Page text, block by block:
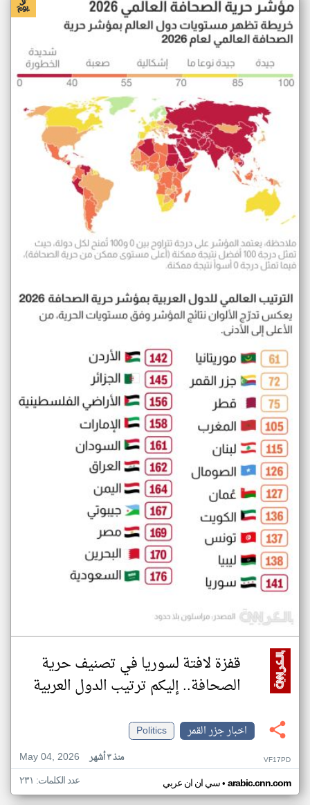
قفزة لافتة لسوريا في تصنيف حرية
الصحافة.. إليكم ترتيب الدول العربية
اخبار جزر القمر
Politics
May 04, 2026
منذ ٣ أشهر VF17PD
سي ان ان عربي• arabic.cnn.com عدد الكلمات: ٢٣١